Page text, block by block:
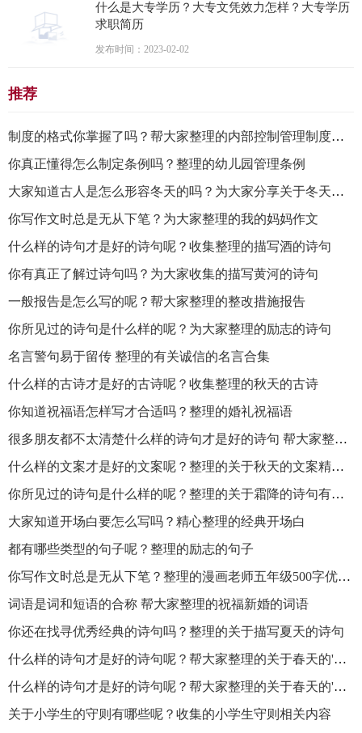
什么是大专学历？大专文凭效力怎样？大专学历
求职简历
发布时间：2023-02-02
推荐
制度的格式你掌握了吗？帮大家整理的内部控制管理制度通用7篇
你真正懂得怎么制定条例吗？整理的幼儿园管理条例
大家知道古人是怎么形容冬天的吗？为大家分享关于冬天的古诗
你写作文时总是无从下笔？为大家整理的我的妈妈作文
什么样的诗句才是好的诗句呢？收集整理的描写酒的诗句
你有真正了解过诗句吗？为大家收集的描写黄河的诗句
一般报告是怎么写的呢？帮大家整理的整改措施报告
你所见过的诗句是什么样的呢？为大家整理的励志的诗句
名言警句易于留传 整理的有关诚信的名言合集
什么样的古诗才是好的古诗呢？收集整理的秋天的古诗
你知道祝福语怎样写才合适吗？整理的婚礼祝福语
很多朋友都不太清楚什么样的诗句才是好的诗句 帮大家整理的形容秋天的诗句
什么样的文案才是好的文案呢？整理的关于秋天的文案精选80句
你所见过的诗句是什么样的呢？整理的关于霜降的诗句有哪些
大家知道开场白要怎么写吗？精心整理的经典开场白
都有哪些类型的句子呢？整理的励志的句子
你写作文时总是无从下笔？整理的漫画老师五年级500字优秀作文
词语是词和短语的合称 帮大家整理的祝福新婚的词语
你还在找寻优秀经典的诗句吗？整理的关于描写夏天的诗句
什么样的诗句才是好的诗句呢？帮大家整理的关于春天的'诗句大全
什么样的诗句才是好的诗句呢？帮大家整理的关于春天的'诗句大全
关于小学生的守则有哪些呢？收集的小学生守则相关内容